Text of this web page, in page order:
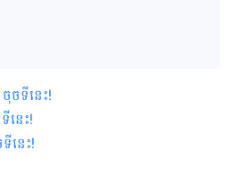
ចទីនេះ!
េះ!
នេះ!